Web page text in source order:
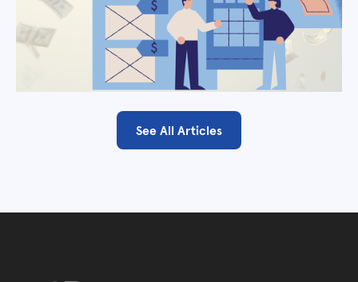
See All Articles